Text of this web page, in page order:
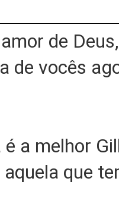
de
de vocês
é a melhor
aquela que